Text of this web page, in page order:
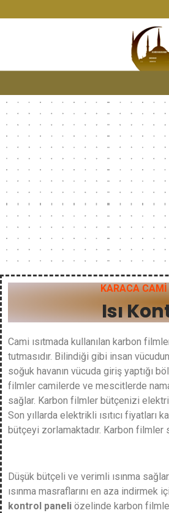
KARACA
Isı
Cami ısıtmada kullanılan karbon
tutmasıdır. Bilindiği gibi insan
soğuk havanın vücuda giriş yaptığı
filmler camilerde ve mescitlerde
sağlar. Karbon filmler bütçenizi
Son yıllarda elektrikli ısıtıcı fiyatları
bütçeyi zorlamaktadır. Karbon filmler
Düşük bütçeli ve verimli ısınma
ısınma masraflarını en aza
kontrol paneli özelinde karbon